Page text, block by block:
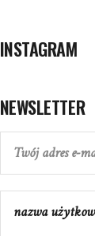
INSTAGRAM
NEWSLETTER